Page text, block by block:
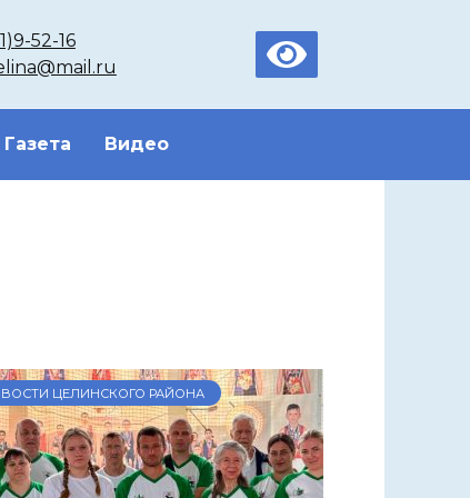
52-16
Газета Видео
ЦЕЛИНСКОГО РАЙОНА